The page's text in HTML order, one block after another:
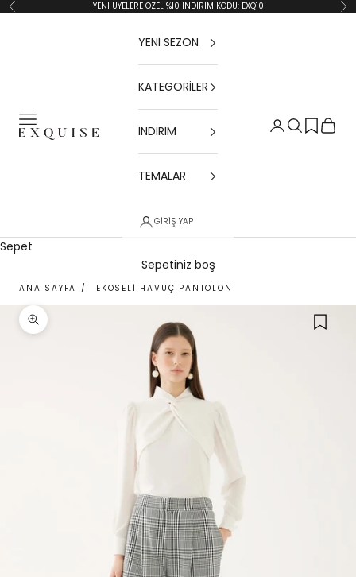
İçeriğe geç
Geri YENİ ÜYELERE ÖZEL %10 İNDİRİM KODU: EXQ10
Menü
Exquise TR
Giriş Yap
Ara Sepet
YENİ SEZON
KATEGORİLER
İNDİRİM
TEMALAR
GIRIŞ YAP
Sepet
Sepetiniz boş
ANA SAYFA / EKOSELI HAVUÇ PANTOLON
Yakınlaştır